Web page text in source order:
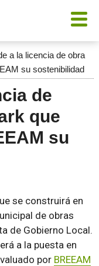
a la licencia de obra
su sostenibilidad
de
que
su
se construirá en
de obras
de Gobierno Local.
a la puesta en
por BREEAM